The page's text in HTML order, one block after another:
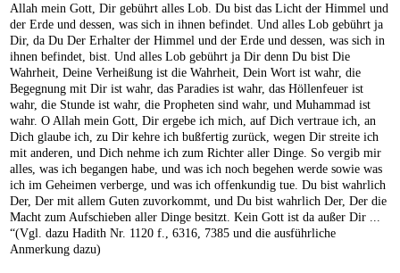
Allah mein Gott, Dir gebührt alles Lob. Du bist das Licht der Himmel und
der Erde und dessen, was sich in ihnen befindet. Und alles Lob gebührt ja
Dir, da Du Der Erhalter der Himmel und der Erde und dessen, was sich in
ihnen befindet, bist. Und alles Lob gebührt ja Dir denn Du bist Die
Wahrheit, Deine Verheißung ist die Wahrheit, Dein Wort ist wahr, die
Begegnung mit Dir ist wahr, das Paradies ist wahr, das Höllenfeuer ist
wahr, die Stunde ist wahr, die Propheten sind wahr, und Muhammad ist
wahr. O Allah mein Gott, Dir ergebe ich mich, auf Dich vertraue ich, an
Dich glaube ich, zu Dir kehre ich bußfertig zurück, wegen Dir streite ich
mit anderen, und Dich nehme ich zum Richter aller Dinge. So vergib mir
alles, was ich begangen habe, und was ich noch begehen werde sowie was
ich im Geheimen verberge, und was ich offenkundig tue. Du bist wahrlich
Der, Der mit allem Guten zuvorkommt, und Du bist wahrlich Der, Der die
Macht zum Aufschieben aller Dinge besitzt. Kein Gott ist da außer Dir ...
“(Vgl. dazu Hadith Nr. 1120 f., 6316, 7385 und die ausführliche
Anmerkung dazu)